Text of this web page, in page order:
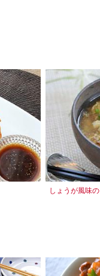
しょうが風味